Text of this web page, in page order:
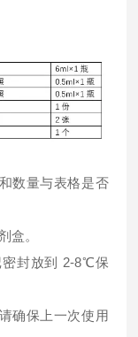
数量与表格是否
盒。
密封放到 2-8℃保
确保上一次使用